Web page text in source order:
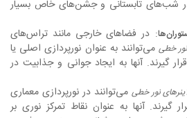
در شب‌های تابستانی و جشن‌های خاص بسیار
: در فضاهای خارجی مانند تراس‌های
خطیمی‌توانند به عنوان نورپردازی اصلی یا
گیرند. آنها به ایجاد جوانی و جذابیت در
نور خطی می‌توانند در نورپردازی معماری
گیرند. آنها به عنوان نقاط تمرکز نوری بر